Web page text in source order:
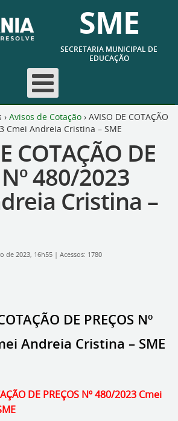
SME
SECRETARIA MUNICIPAL DE
EDUCAÇÃO
› Avisos de Cotação › AVISO DE COTAÇÃO
Cmei Andreia Cristina – SME
COTAÇÃO DE
Nº 480/2023
Cristina –
de 2023, 16h55 | Acessos: 1780
DE PREÇOS Nº
Andreia Cristina – SME
DE PREÇOS Nº 480/2023 Cmei